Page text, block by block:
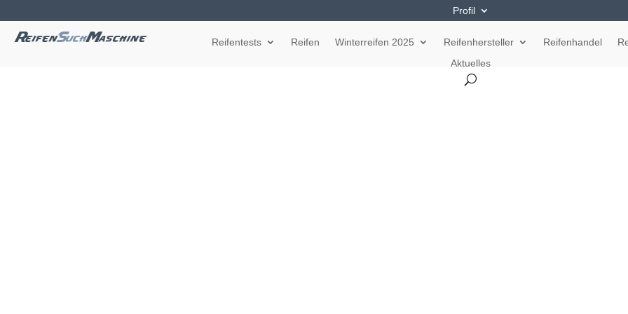
Profil
Reifentests Reifen Winterreifen 2025 Reifenhersteller Reifenhandel
Aktuelles